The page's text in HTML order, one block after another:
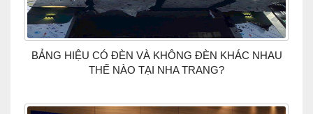
BẢNG HIỆU CÓ ĐÈN VÀ KHÔNG ĐÈN KHÁC NHAU
THẾ NÀO TẠI NHA TRANG?